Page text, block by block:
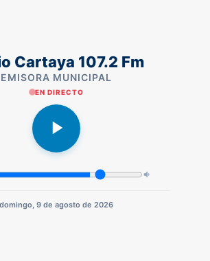
Cartaya 107.2 Fm
EMISORA MUNICIPAL
EN DIRECTO
domingo, 9 de agosto de 2026